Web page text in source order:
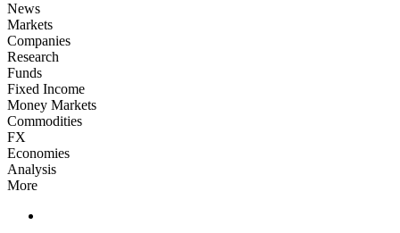
News
Markets
Companies
Research
Funds
Fixed Income
Money Markets
Commodities
FX
Economies
Analysis
More